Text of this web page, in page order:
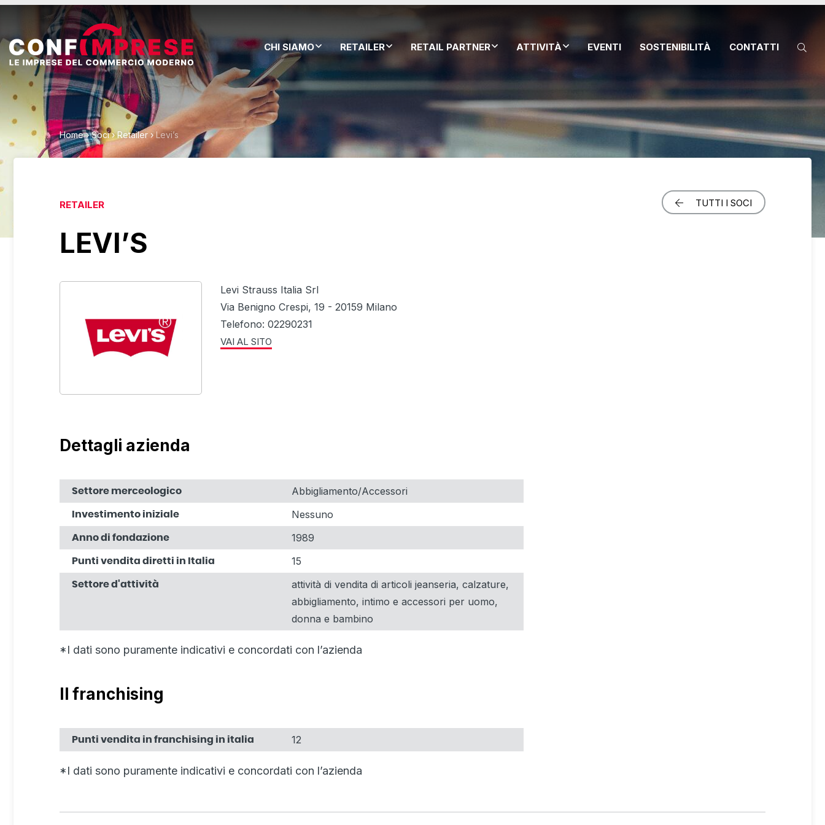
CHI SIAMO RETAILER RETAIL PARTNER ATTIVITÀ EVENTI SOSTENIBILITÀ CONTATTI
Home›Soci›Retailer›Levi’s
TUTTI I SOCI
RETAILER
LEVI’S
Levi Strauss Italia Srl
Via Benigno Crespi, 19 - 20159 Milano
Telefono: 02290231
VAI AL SITO
Dettagli azienda
Settore merceologico Abbigliamento/Accessori
Investimento iniziale Nessuno
Anno di fondazione 1989
Punti vendita diretti in Italia 15
Settore d'attività
attività di vendita di articoli jeanseria, calzature,
abbigliamento, intimo e accessori per uomo,
donna e bambino
*I dati sono puramente indicativi e concordati con l’azienda
Il franchising
Punti vendita in franchising in italia 12
*I dati sono puramente indicativi e concordati con l’azienda